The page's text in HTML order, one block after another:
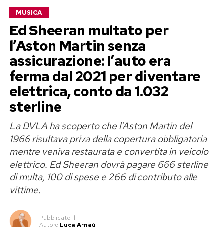
MUSICA
Ed Sheeran multato per
l’Aston Martin senza
assicurazione: l’auto era
ferma dal 2021 per diventare
elettrica, conto da 1.032
sterline
La DVLA ha scoperto che l’Aston Martin del
1966 risultava priva della copertura obbligatoria
mentre veniva restaurata e convertita in veicolo
elettrico. Ed Sheeran dovrà pagare 666 sterline
di multa, 100 di spese e 266 di contributo alle
vittime.
Pubblicato il
Autore Luca Arnaù